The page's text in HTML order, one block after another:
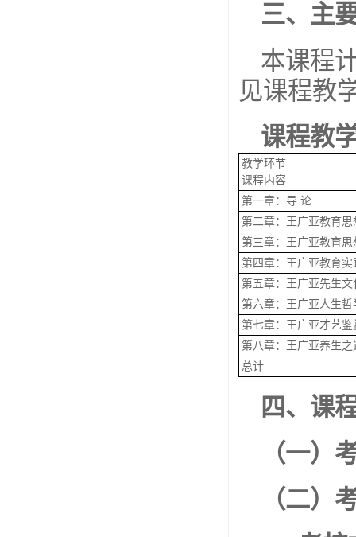
三、主
本课程
见课程教
课程教
教学环节
课程内容
第一章：导 论
第二章：王广亚教育思
第三章：王广亚教育思
第四章：王广亚教育实
第五章：王广亚先生
第六章：王广亚人生
第七章：王广亚才艺鉴
第八章：王广亚养生之
总计
四、课
（一）
（二）